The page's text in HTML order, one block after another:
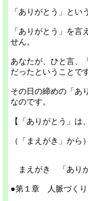
「ありがとう」と
「ありがとう」を
せん。
あなたが、ひと言、
だったということで
その日の締めの「あ
なのです。
【「ありがとう」は
（「まえがき」から）
まえがき 「ありが
●第１章 人脈づくり